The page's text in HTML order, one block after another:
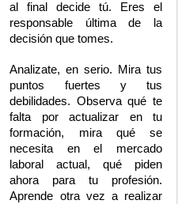
al final decide tú. Eres el
responsable última de la
decisión que tomes.
Analizate, en serio. Mira tus
puntos fuertes y tus
debilidades. Observa qué te
falta por actualizar en tu
formación, mira qué se
necesita en el mercado
laboral actual, qué piden
ahora para tu profesión.
Aprende otra vez a realizar